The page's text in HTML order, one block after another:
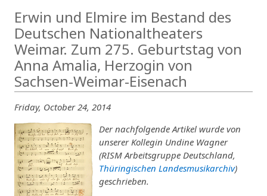
Erwin und Elmire im Bestand des
Deutschen Nationaltheaters
Weimar. Zum 275. Geburtstag von
Anna Amalia, Herzogin von
Sachsen-Weimar-Eisenach
Friday, October 24, 2014
Der nachfolgende Artikel wurde von
unserer Kollegin Undine Wagner
(RISM Arbeitsgruppe Deutschland,
Thüringischen Landesmusikarchiv)
geschrieben.